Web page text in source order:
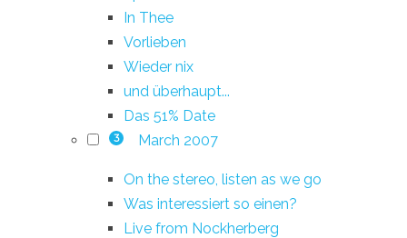
In Thee
Vorlieben
Wieder nix
und überhaupt...
Das 51% Date
3 March 2007
On the stereo, listen as we go
Was interessiert so einen?
Live from Nockherberg